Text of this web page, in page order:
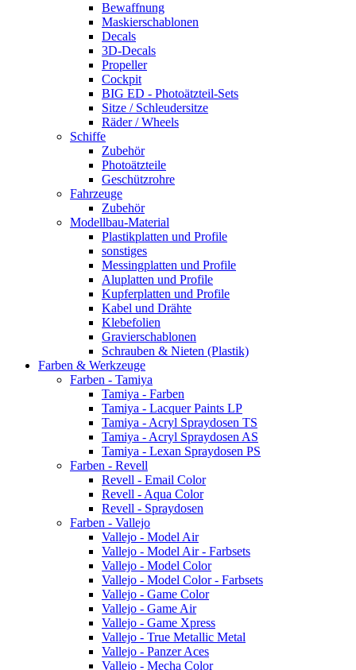
Bewaffnung
Maskierschablonen
Decals
3D-Decals
Propeller
Cockpit
BIG ED - Photoätzteil-Sets
Sitze / Schleudersitze
Räder / Wheels
Schiffe
Zubehör
Photoätzteile
Geschützrohre
Fahrzeuge
Zubehör
Modellbau-Material
Plastikplatten und Profile
sonstiges
Messingplatten und Profile
Aluplatten und Profile
Kupferplatten und Profile
Kabel und Drähte
Klebefolien
Gravierschablonen
Schrauben & Nieten (Plastik)
Farben & Werkzeuge
Farben - Tamiya
Tamiya - Farben
Tamiya - Lacquer Paints LP
Tamiya - Acryl Spraydosen TS
Tamiya - Acryl Spraydosen AS
Tamiya - Lexan Spraydosen PS
Farben - Revell
Revell - Email Color
Revell - Aqua Color
Revell - Spraydosen
Farben - Vallejo
Vallejo - Model Air
Vallejo - Model Air - Farbsets
Vallejo - Model Color
Vallejo - Model Color - Farbsets
Vallejo - Game Color
Vallejo - Game Air
Vallejo - Game Xpress
Vallejo - True Metallic Metal
Vallejo - Panzer Aces
Vallejo - Mecha Color